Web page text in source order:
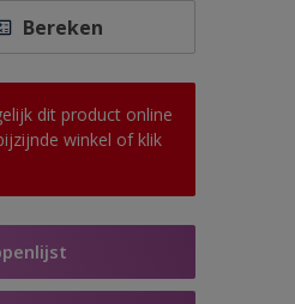
Bereken
dit product online
winkel of klik